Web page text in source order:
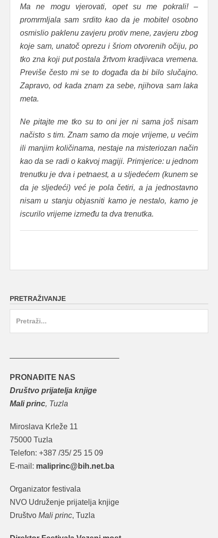
Ma ne mogu vjerovati, opet su me pokrali! –
promrmljala sam srdito kao da je mobitel osobno
osmislio paklenu zavjeru protiv mene, zavjeru zbog
koje sam, unatoč oprezu i šriom otvorenih očiju, po
tko zna koji put postala žrtvom kradjivaca vremena.
Previše često mi se to događa da bi bilo slučajno.
Zapravo, od kada znam za sebe, njihova sam laka
meta.
Ne pitajte me tko su to oni jer ni sama još nisam
načisto s tim. Znam samo da moje vrijeme, u većim
ili manjim količinama, nestaje na misteriozan način
kao da se radi o kakvoj magiji. Primjerice: u jednom
trenutku je dva i petnaest, a u sljedećem (kunem se
da je sljedeći) već je pola četiri, a ja jednostavno
nisam u stanju objasniti kamo je nestalo, kamo je
iscurilo vrijeme između ta dva trenutka.
PRETRAŽIVANJE
PRONAĐITE NAS
Društvo prijatelja knjige
Mali princ, Tuzla
Miroslava Krleže 11
75000 Tuzla
Telefon: +387 /35/ 25 15 09
E-mail: maliprinc@bih.net.ba
Organizator festivala
NVO Udruženje prijatelja knjige
Društvo Mali princ, Tuzla